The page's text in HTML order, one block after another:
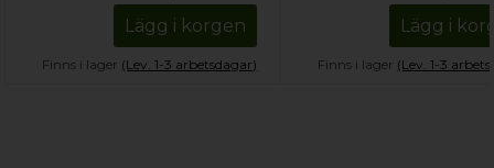
Lägg i korgen
Finns i lager (Lev. 1-3 arbetsdagar)
Lägg i
Finns i lager (Lev. 1-3